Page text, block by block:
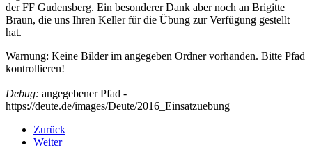
der FF Gudensberg. Ein besonderer Dank aber noch an Brigitte
Braun, die uns Ihren Keller für die Übung zur Verfügung gestellt
hat.
Warnung: Keine Bilder im angegeben Ordner vorhanden. Bitte Pfad
kontrollieren!
Debug: angegebener Pfad -
https://deute.de/images/Deute/2016_Einsatzuebung
Zurück
Weiter